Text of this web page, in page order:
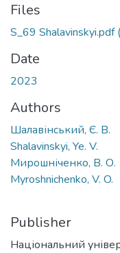
Files
S_69 Shalavinskyi.pdf
Date
2023
Authors
Шалавінський, Є. В.
Shalavinskyi, Ye. V.
Мирошніченко, В. О.
Myroshnichenko, V. O.
Publisher
Національний